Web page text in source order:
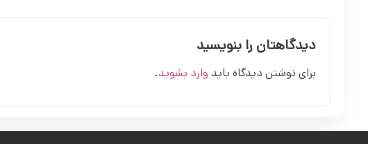
دیدگاهتان را بنویسید
برای نوشتن دیدگاه باید وارد بشوید.